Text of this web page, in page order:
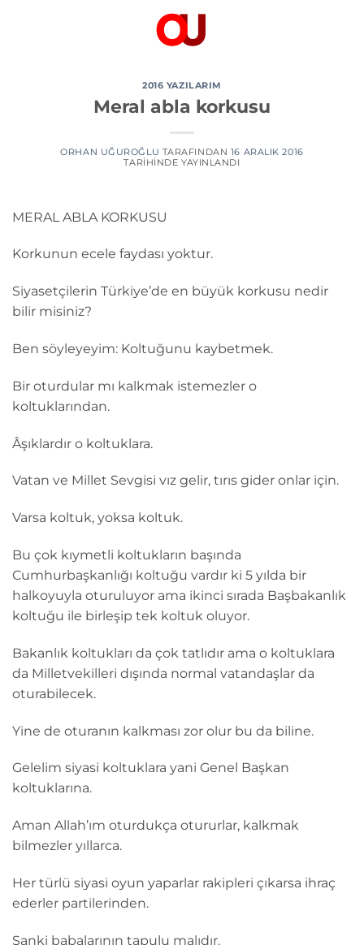
2016 YAZILARIM
Meral abla korkusu
ORHAN UĞUROĞLU TARAFINDAN 16 ARALIK 2016
TARIHINDE YAYINLANDI
MERAL ABLA KORKUSU
Korkunun ecele faydası yoktur.
Siyasetçilerin Türkiye’de en büyük korkusu nedir
bilir misiniz?
Ben söyleyeyim: Koltuğunu kaybetmek.
Bir oturdular mı kalkmak istemezler o
koltuklarından.
Âşıklardır o koltuklara.
Vatan ve Millet Sevgisi vız gelir, tırıs gider onlar için.
Varsa koltuk, yoksa koltuk.
Bu çok kıymetli koltukların başında
Cumhurbaşkanlığı koltuğu vardır ki 5 yılda bir
halkoyuyla oturuluyor ama ikinci sırada Başbakanlık
koltuğu ile birleşip tek koltuk oluyor.
Bakanlık koltukları da çok tatlıdır ama o koltuklara
da Milletvekilleri dışında normal vatandaşlar da
oturabilecek.
Yine de oturanın kalkması zor olur bu da biline.
Gelelim siyasi koltuklara yani Genel Başkan
koltuklarına.
Aman Allah’ım oturdukça otururlar, kalkmak
bilmezler yıllarca.
Her türlü siyasi oyun yaparlar rakipleri çıkarsa ihraç
ederler partilerinden.
Sanki babalarının tapulu malıdır.